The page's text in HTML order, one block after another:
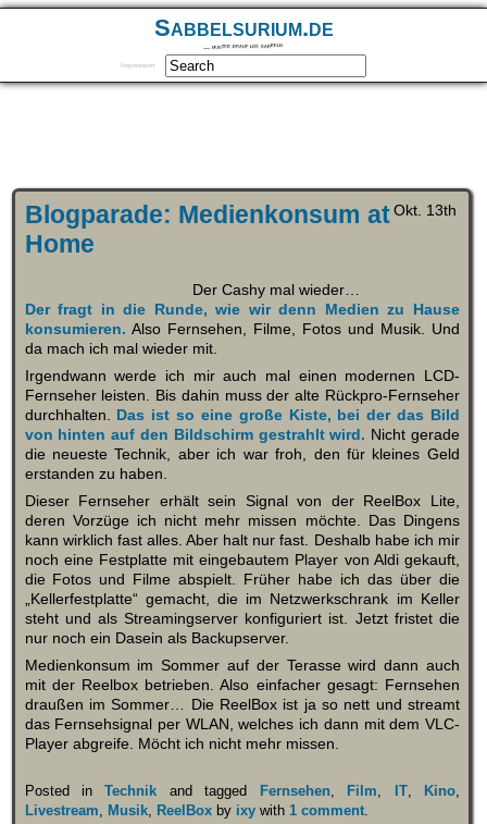
Sabbelsurium.de
… munter drauf los sabbeln
Impressum
Okt. 13th
Blogparade: Medienkonsum at
Home
Der Cashy mal wieder…
Der fragt in die Runde, wie wir denn Medien zu Hause
konsumieren. Also Fernsehen, Filme, Fotos und Musik. Und
da mach ich mal wieder mit.
Irgendwann werde ich mir auch mal einen modernen LCD-
Fernseher leisten. Bis dahin muss der alte Rückpro-Fernseher
durchhalten. Das ist so eine große Kiste, bei der das Bild
von hinten auf den Bildschirm gestrahlt wird. Nicht gerade
die neueste Technik, aber ich war froh, den für kleines Geld
erstanden zu haben.
Dieser Fernseher erhält sein Signal von der ReelBox Lite,
deren Vorzüge ich nicht mehr missen möchte. Das Dingens
kann wirklich fast alles. Aber halt nur fast. Deshalb habe ich mir
noch eine Festplatte mit eingebautem Player von Aldi gekauft,
die Fotos und Filme abspielt. Früher habe ich das über die
„Kellerfestplatte“ gemacht, die im Netzwerkschrank im Keller
steht und als Streamingserver konfiguriert ist. Jetzt fristet die
nur noch ein Dasein als Backupserver.
Medienkonsum im Sommer auf der Terasse wird dann auch
mit der Reelbox betrieben. Also einfacher gesagt: Fernsehen
draußen im Sommer… Die ReelBox ist ja so nett und streamt
das Fernsehsignal per WLAN, welches ich dann mit dem VLC-
Player abgreife. Möcht ich nicht mehr missen.
Posted inTechnik and tagged Fernsehen,Film IT, Kino,
Livestream Musik, ReelBoxby ixywith 1 comment.